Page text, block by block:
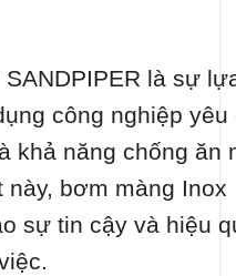
SANDPIPER là sự
công nghiệp yêu
khả năng chống ăn
này, bơm màng Inox
sự tin cậy và hiệu